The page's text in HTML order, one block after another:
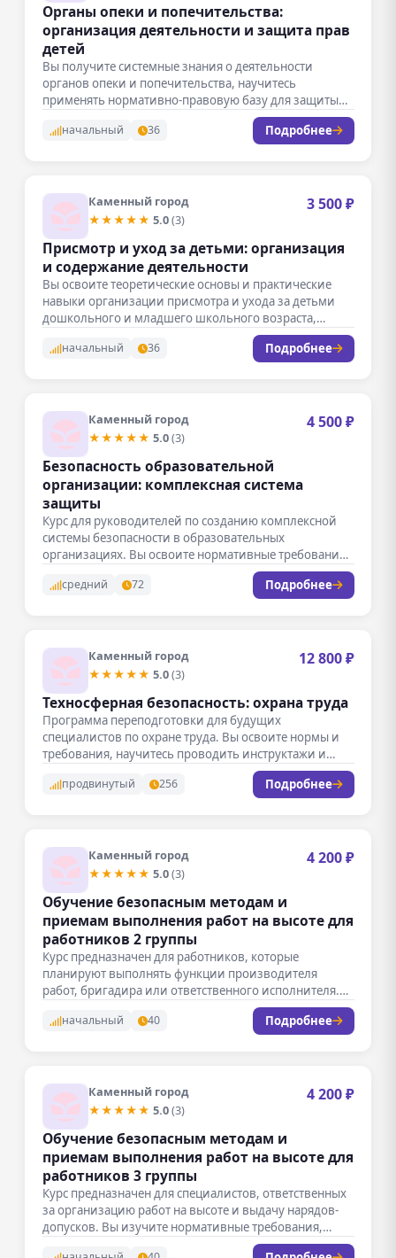
Органы опеки и попечительства:
организация деятельности и защита прав
детей
Вы получите системные знания о деятельности
органов опеки и попечительства, научитесь
применять нормативно-правовую базу для защиты
начальный 36 Подробнее
Каменный город
★★★★★ 5.0(3)
3 500 ₽
Присмотр и уход за детьми: организация
и содержание деятельности
Вы освоите теоретические основы и практические
навыки организации присмотра и ухода за детьми
дошкольного и младшего школьного возраста,…
начальный 36 Подробнее
Каменный город
★★★★★ 5.0(3)
4 500 ₽
Безопасность образовательной
организации: комплексная система
защиты
Курс для руководителей по созданию комплексной
системы безопасности в образовательных
организациях. Вы освоите нормативные требования,
средний 72 Подробнее
Каменный город
★★★★★ 5.0(3)
12 800 ₽
Техносферная безопасность: охрана труда
Программа переподготовки для будущих
специалистов по охране труда. Вы освоите нормы и
требования, научитесь проводить инструктажи и
продвинутый 256 Подробнее
Каменный город
★★★★★ 5.0(3)
4 200 ₽
Обучение безопасным методам и
приемам выполнения работ на высоте для
работников 2 группы
Курс предназначен для работников, которые
планируют выполнять функции производителя
работ, бригадира или ответственного исполнителя.
начальный 40 Подробнее
Каменный город
★★★★★ 5.0(3)
4 200 ₽
Обучение безопасным методам и
приемам выполнения работ на высоте для
работников 3 группы
Курс предназначен для специалистов, ответственных
за организацию работ на высоте и выдачу нарядов-
допусков. Вы изучите нормативные требования,